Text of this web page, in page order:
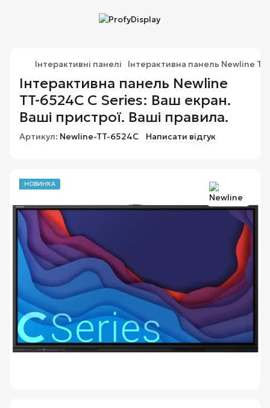
Інтерактивні панелі Інтерактивна панель Newline
Інтерактивна панель Newline
TT-6524C C Series: Ваш екран.
Ваші пристрої. Ваші правила.
Артикул: Newline-TT-6524C Написати відгук
НОВИНКА